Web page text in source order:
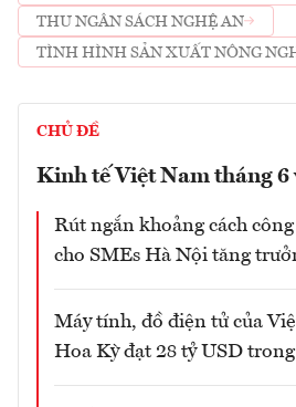
THU NGÂN SÁCH NGHỆ AN
TÌNH HÌNH SẢN XUẤT NÔNG
CHỦ ĐỀ
Kinh tế Việt Nam tháng 6
Rút ngắn khoảng cách
cho SMEs Hà Nội tăng
Máy tính, đồ điện tử của
Hoa Kỳ đạt 28 tỷ USD